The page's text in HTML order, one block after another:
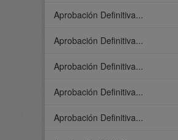
Aprobación Definitiva...
Aprobación Definitiva...
Aprobación Definitiva...
Aprobación Definitiva...
Aprobación Definitiva...